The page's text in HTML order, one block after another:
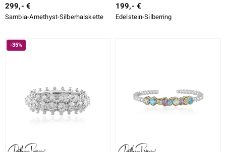
299,- €
Sambia-Amethyst-Silberhalskette
199,- €
Edelstein-Silberring
-35%